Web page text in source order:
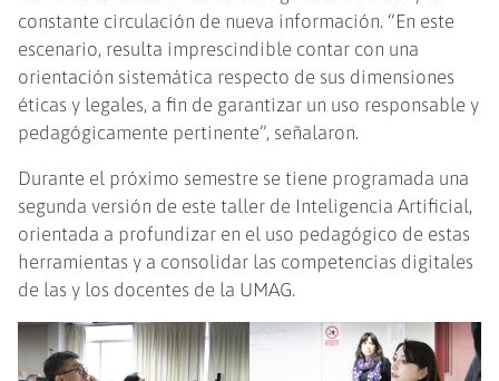
constante circulación de nueva información. “En este
escenario, resulta imprescindible contar con una
orientación sistemática respecto de sus dimensiones
éticas y legales, a fin de garantizar un uso responsable y
pedagógicamente pertinente”, señalaron.
Durante el próximo semestre se tiene programada una
segunda versión de este taller de Inteligencia Artificial,
orientada a profundizar en el uso pedagógico de estas
herramientas y a consolidar las competencias digitales
de las y los docentes de la UMAG.